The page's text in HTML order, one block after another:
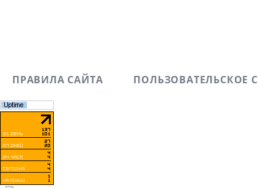
ПРАВИЛА САЙТА ПОЛЬЗОВАТЕЛЬСКОЕ